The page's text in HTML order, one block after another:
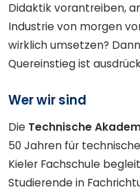
Didaktik vorantreiben,
Industrie von morgen
wirklich umsetzen?
Quereinstieg ist
Wer wir sind
Die Technische
50 Jahren für
Kieler Fachschule
Studierende in